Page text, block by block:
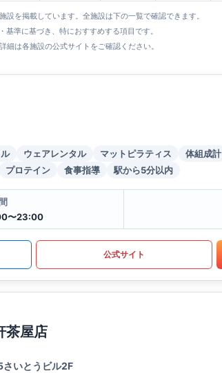
を掲載しています。全施設は下の一覧で確認できます。
準に基づき、特におすすめする項目です。
は各施設の公式サイトをご確認ください。
ウェアレンタル マットピラティス
体組成計
プロテイン 食事指導 駅から5分以内
〜23:00
公式サイト
茶屋店
いとうビル2F